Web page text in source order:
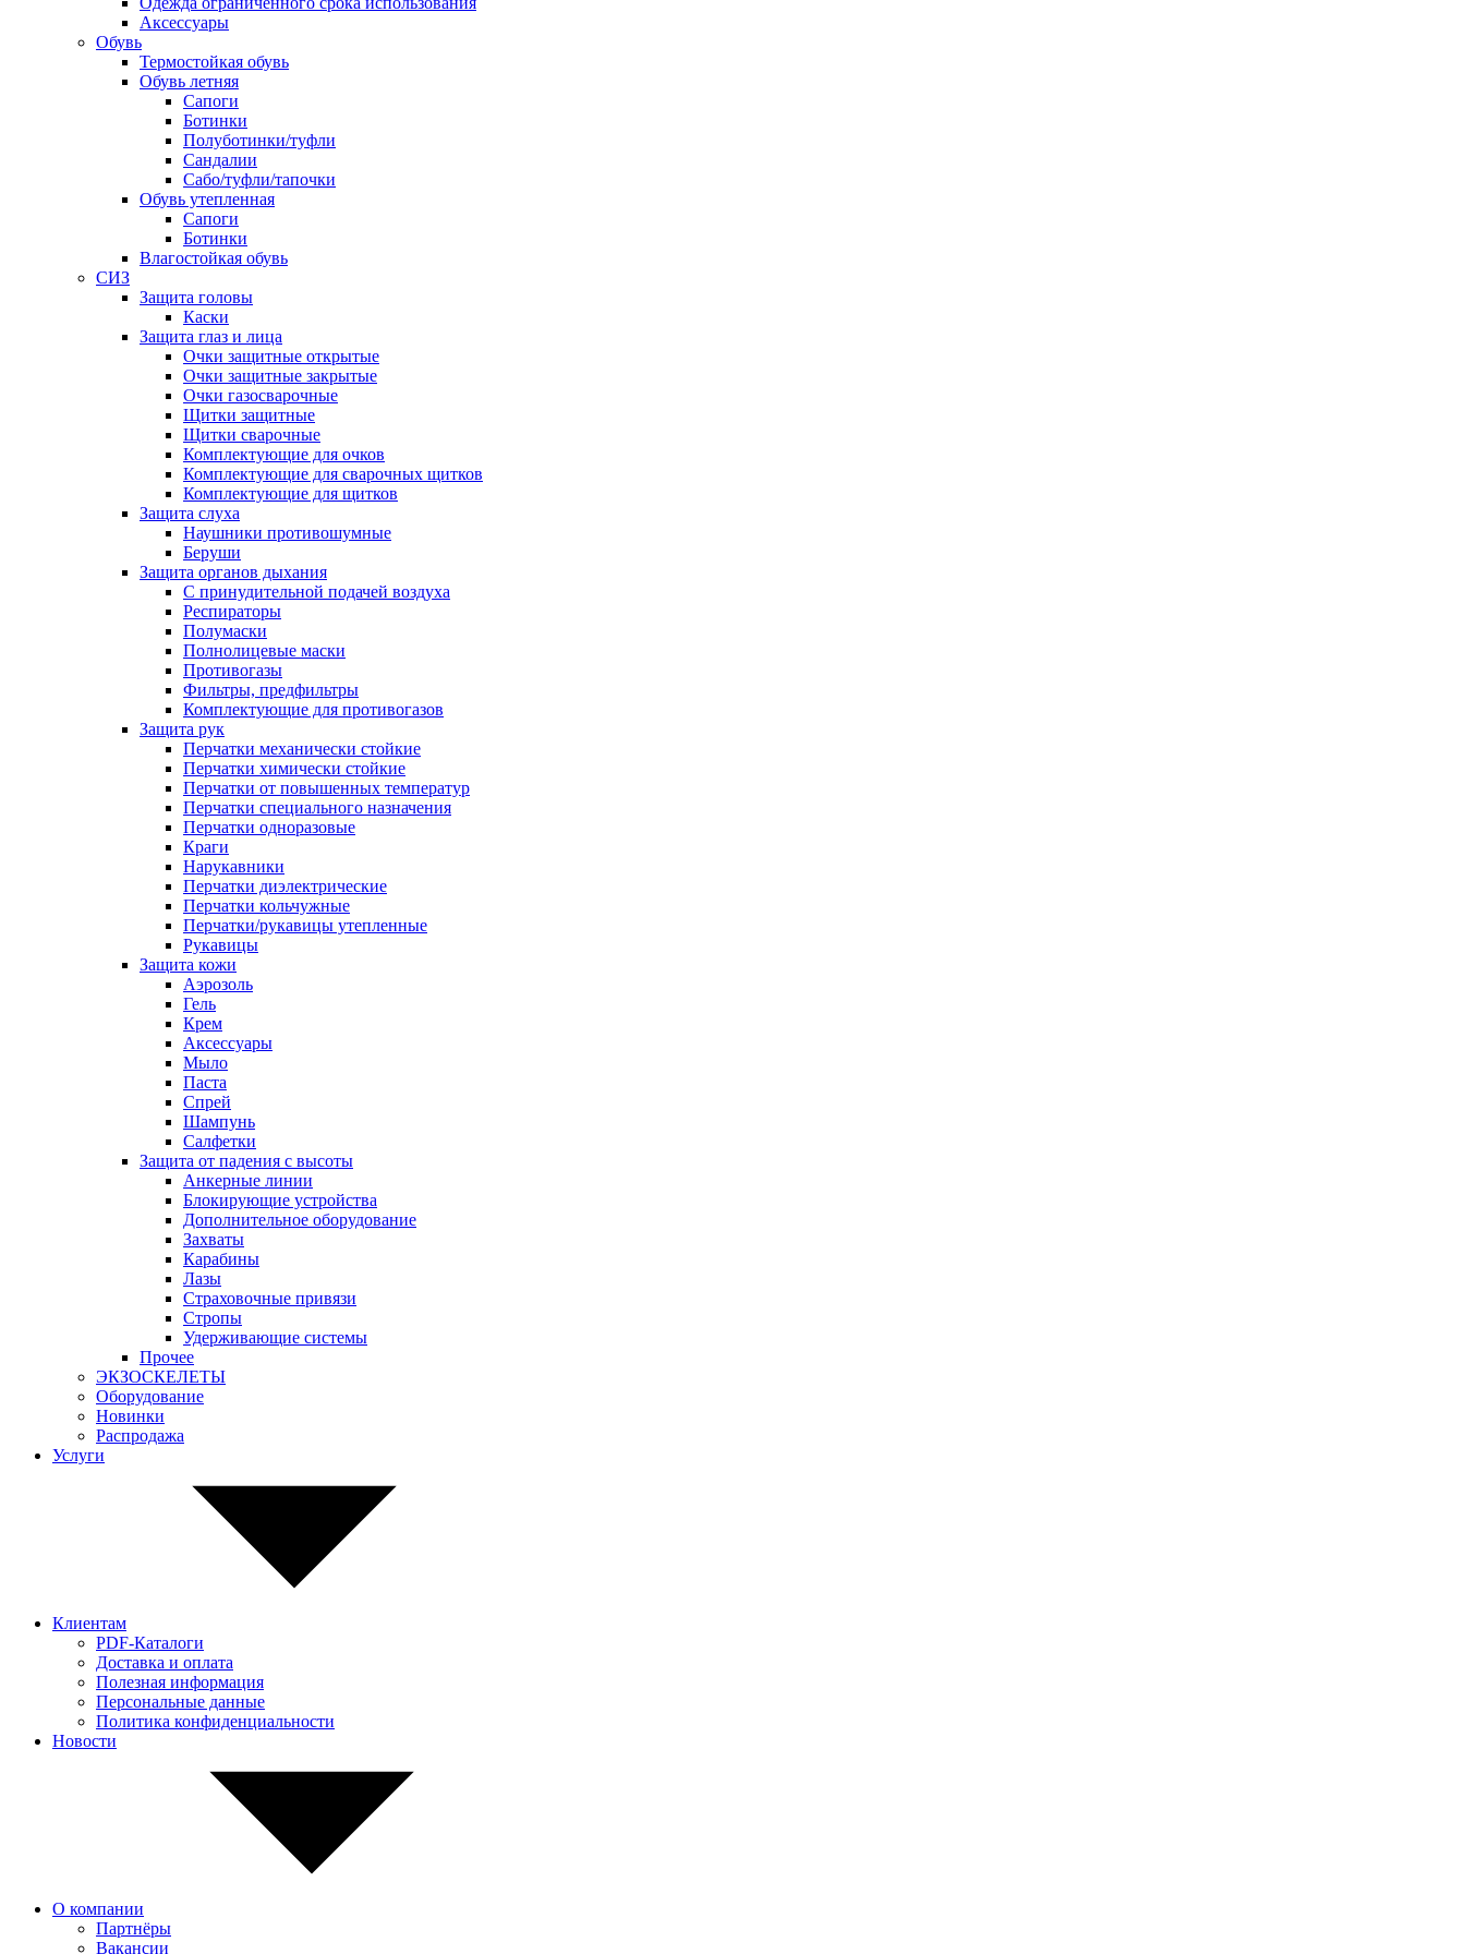
Аксессуары
Обувь
Термостойкая обувь
Обувь летняя
Сапоги
Ботинки
Полуботинки/туфли
Сандалии
Сабо/туфли/тапочки
Обувь утепленная
Сапоги
Ботинки
Влагостойкая обувь
СИЗ
Защита головы
Каски
Защита глаз и лица
Очки защитные открытые
Очки защитные закрытые
Очки газосварочные
Щитки защитные
Щитки сварочные
Комплектующие для очков
Комплектующие для сварочных щитков
Комплектующие для щитков
Защита слуха
Наушники противошумные
Беруши
Защита органов дыхания
С принудительной подачей воздуха
Респираторы
Полумаски
Полнолицевые маски
Противогазы
Фильтры, предфильтры
Комплектующие для противогазов
Защита рук
Перчатки механически стойкие
Перчатки химически стойкие
Перчатки от повышенных температур
Перчатки специального назначения
Перчатки одноразовые
Краги
Нарукавники
Перчатки диэлектрические
Перчатки кольчужные
Перчатки/рукавицы утепленные
Рукавицы
Защита кожи
Аэрозоль
Гель
Крем
Аксессуары
Мыло
Паста
Спрей
Шампунь
Салфетки
Защита от падения с высоты
Анкерные линии
Блокирующие устройства
Дополнительное оборудование
Захваты
Карабины
Лазы
Страховочные привязи
Стропы
Удерживающие системы
Прочее
ЭКЗОСКЕЛЕТЫ
Оборудование
Новинки
Распродажа
Услуги
Клиентам
PDF-Каталоги
Доставка и оплата
Полезная информация
Персональные данные
Политика конфиденциальности
Новости
О компании
Партнёры
Вакансии